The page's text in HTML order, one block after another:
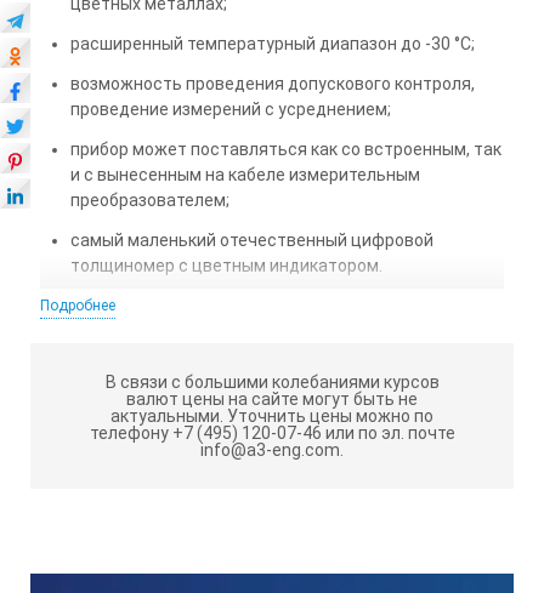
цветных металлах;
расширенный температурный диапазон до -30 °С;
возможность проведения допускового контроля,
проведение измерений с усреднением;
прибор может поставляться как со встроенным, так
и с вынесенным на кабеле измерительным
преобразователем;
самый маленький отечественный цифровой
толщиномер с цветным индикатором.
Основные технические характеристики
Погрешность измерений
Подробнее
В связи с большими колебаниями курсов
валют цены на сайте могут быть не
актуальными. Уточнить цены можно по
телефону +7 (495) 120-07-46 или по эл. почте
info@a3-eng.com.